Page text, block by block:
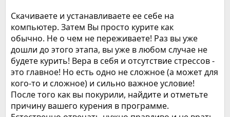
Скачиваете и устанавливаете ее себе на
компьютер. Затем Вы просто курите как
обычно. Не о чем не переживаете! Раз вы уже
дошли до этого этапа, вы уже в любом случае не
будете курить! Вера в себя и отсутствие стрессов -
это главное! Но есть одно не сложное (а может для
кого-то и сложное) и сильно важное условие!
После того как вы покурили, найдите и отметьте
причину вашего курения в программе.